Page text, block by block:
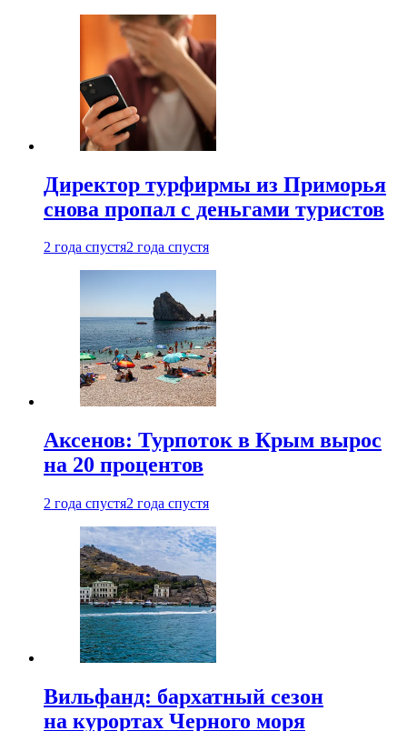
Директор турфирмы из Приморья
снова пропал с деньгами туристов
2 года спустя2 года спустя
Аксенов: Турпоток в Крым вырос
на 20 процентов
2 года спустя2 года спустя
Вильфанд: бархатный сезон
на курортах Черного моря